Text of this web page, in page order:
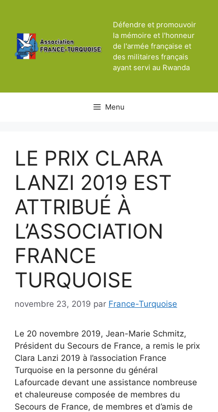
Défendre et promouvoir
la mémoire et l'honneur
de l'armée française et
des militaires français
ayant servi au Rwanda
Menu
LE PRIX CLARA
LANZI 2019 EST
ATTRIBUÉ À
L’ASSOCIATION
FRANCE
TURQUOISE
novembre 23, 2019 par France-Turquoise
Le 20 novembre 2019, Jean-Marie Schmitz,
Président du Secours de France, a remis le prix
Clara Lanzi 2019 à l’association France
Turquoise en la personne du général
Lafourcade devant une assistance nombreuse
et chaleureuse composée de membres du
Secours de France, de membres et d’amis de